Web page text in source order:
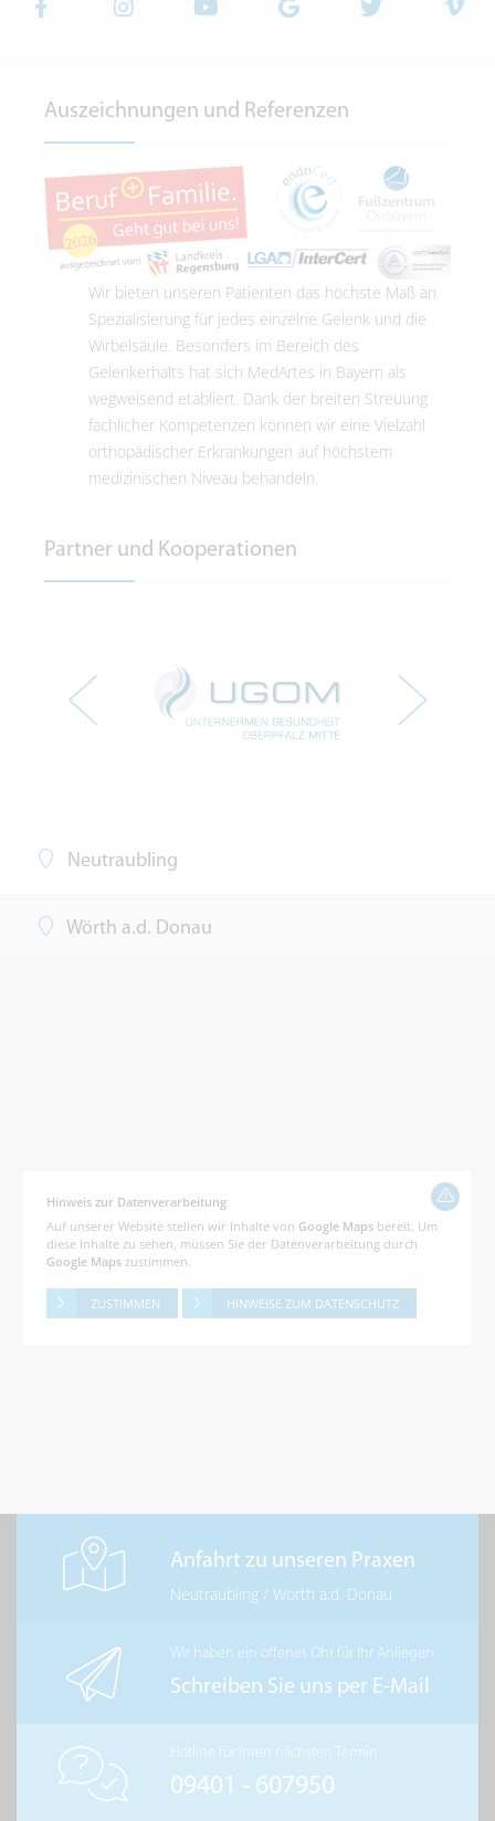
Auszeichnungen und Referenzen
Wir bieten unseren Patienten das höchste Maß an
Spezialisierung für jedes einzelne Gelenk und die
Wirbelsäule. Besonders im Bereich des
Gelenkerhalts hat sich MedArtes in Bayern als
wegweisend etabliert. Dank der breiten Streuung
fachlicher Kompetenzen können wir eine Vielzahl
orthopädischer Erkrankungen auf höchstem
medizinischen Niveau behandeln.
Partner und Kooperationen
Neutraubling
Wörth a.d. Donau
Hinweis zur Datenverarbeitung
Auf unserer Website stellen wir Inhalte von Google Maps bereit. Um
diese Inhalte zu sehen, müssen Sie der Datenverarbeitung durch
Google Maps zustimmen.
ZUSTIMMEN HINWEISE ZUM DATENSCHUTZ
Anfahrt zu unseren Praxen
Neutraubling /Wörth a.d. Donau
Wir haben ein offenes Ohr für Ihr Anliegen
Schreiben Sie uns per E-Mail
Hotline für Ihren nächsten Termin
09401 - 607950